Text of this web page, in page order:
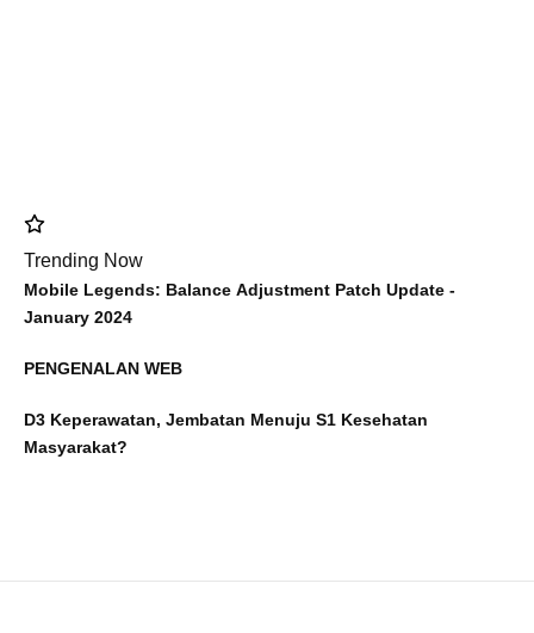
Trending Now
Mobile Legends: Balance Adjustment Patch Update -
January 2024
PENGENALAN WEB
D3 Keperawatan, Jembatan Menuju S1 Kesehatan
Masyarakat?